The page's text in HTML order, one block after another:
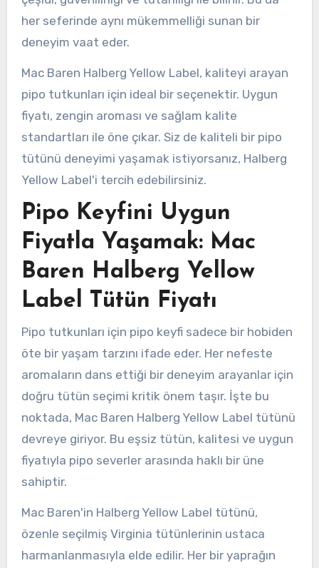
her seferinde aynı mükemmelliği sunan bir
deneyim vaat eder.
Mac Baren Halberg Yellow Label, kaliteyi arayan
pipo tutkunları için ideal bir seçenektir. Uygun
fiyatı, zengin aroması ve sağlam kalite
standartları ile öne çıkar. Siz de kaliteli bir pipo
tütünü deneyimi yaşamak istiyorsanız, Halberg
Yellow Label'i tercih edebilirsiniz.
Pipo Keyfini Uygun
Fiyatla Yaşamak: Mac
Baren Halberg Yellow
Label Tütün Fiyatı
Pipo tutkunları için pipo keyfi sadece bir hobiden
öte bir yaşam tarzını ifade eder. Her nefeste
aromaların dans ettiği bir deneyim arayanlar için
doğru tütün seçimi kritik önem taşır. İşte bu
noktada, Mac Baren Halberg Yellow Label tütünü
devreye giriyor. Bu eşsiz tütün, kalitesi ve uygun
fiyatıyla pipo severler arasında haklı bir üne
sahiptir.
Mac Baren'in Halberg Yellow Label tütünü,
özenle seçilmiş Virginia tütünlerinin ustaca
harmanlanmasıyla elde edilir. Her bir yaprağın